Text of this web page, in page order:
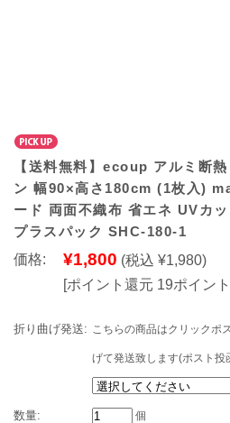
【送料無料】ecoup アルミ断
ン 幅90×高さ180cm (1枚入)
ード 両面不織布 省エネ UVカ
プラスパック SHC-180-1
価格:
¥1,800 (税込 ¥1,980)
[ポイント還元 19ポイン
折り曲げ発送: こちらの商品はクリックポ
げて発送致します(ポスト投
数量: 個